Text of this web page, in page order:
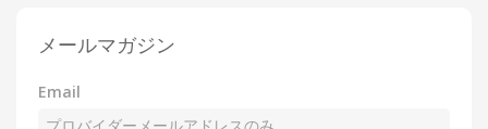
メールマガジン
Email